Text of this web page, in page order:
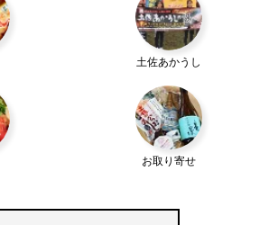
土佐あかうし
お取り寄せ